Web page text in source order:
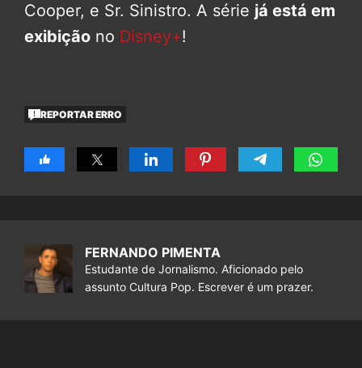
Cooper, e Sr. Sinistro. A série já está em
exibição no Disney+!
REPORTAR ERRO
FERNANDO PIMENTA
Estudante de Jornalismo. Aficionado pelo
assunto Cultura Pop. Escrever é um prazer.